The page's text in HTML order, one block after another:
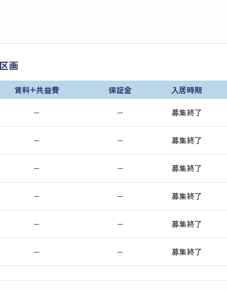
画
賃料+共益費 保証金 入居時期
− − 募集終了
− − 募集終了
− − 募集終了
− − 募集終了
− − 募集終了
− − 募集終了